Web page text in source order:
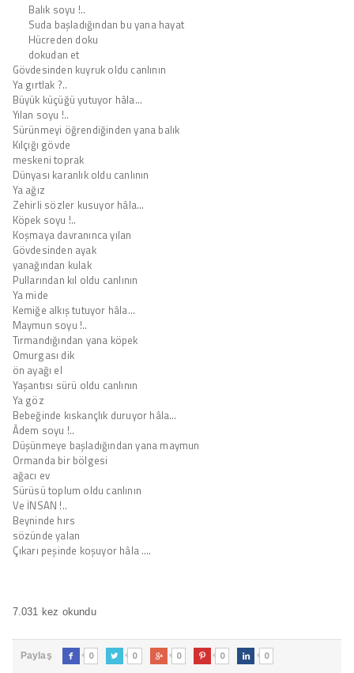
Balık soyu !..
Suda başladığından bu yana hayat
Hücreden doku
dokudan et
Gövdesinden kuyruk oldu canlının
Ya gırtlak ?..
Büyük küçüğü yutuyor hâla…
Yılan soyu !..
Sürünmeyi öğrendiğinden yana balık
Kılçığı gövde
meskeni toprak
Dünyası karanlık oldu canlının
Ya ağız
Zehirli sözler kusuyor hâla…
Köpek soyu !..
Koşmaya davranınca yılan
Gövdesinden ayak
yanağından kulak
Pullarından kıl oldu canlının
Ya mide
Kemiğe alkış tutuyor hâla…
Maymun soyu !..
Tırmandığından yana köpek
Omurgası dik
ön ayağı el
Yaşantısı sürü oldu canlının
Ya göz
Bebeğinde kıskançlık duruyor hâla…
Âdem soyu !..
Düşünmeye başladığından yana maymun
Ormanda bir bölgesi
ağacı ev
Sürüsü toplum oldu canlının
Ve İNSAN !..
Beyninde hırs
sözünde yalan
Çıkarı peşinde koşuyor hâla ….
7.031 kez okundu
Paylaş  0  0  0  0  0